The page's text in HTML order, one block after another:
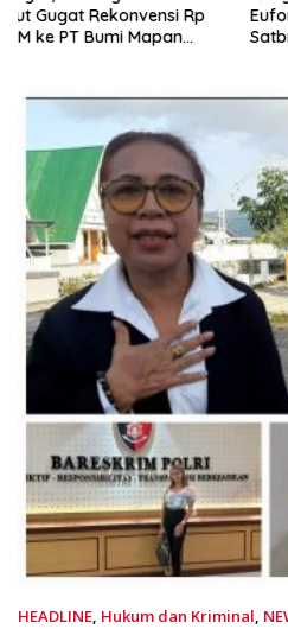
Euforia Piala Dunia 2026,
Satbrimob Polda Gorontalo
HEADLINE, Hukum dan Kriminal,